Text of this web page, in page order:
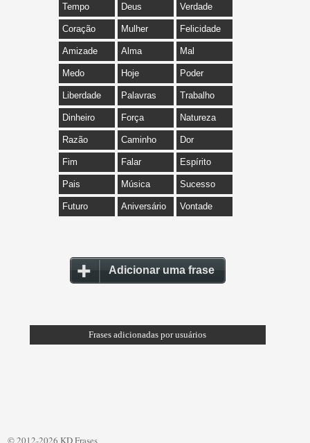
Tempo Deus Verdade
Coração Mulher Felicidade
Amizade Alma Mal
Medo Hoje Poder
Liberdade Palavras Trabalho
Dinheiro Força Natureza
Razão Caminho Dor
Fim Falar Espírito
Pais Música Sucesso
Futuro Aniversário Vontade
Adicionar uma frase
Frases adicionadas por usuários
© 2012-2026 KD Frases